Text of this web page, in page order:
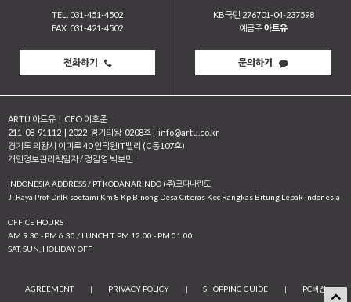
TEL. 031-451-4502
FAX. 031-421-4502
전화하기
KB국민 276701-04-237598
예금주아트유
문의하기
ARTU 아트유 | CEO 이호준
211-08-91112 | 2022-경기의왕-0208호 | info@artu.co.kr
경기도 의왕시 이미로 40 인덕원IT밸리 (C동107호)
개인정보관리책임자 / 정길영 박보민
INDONESIA ADDRESS / PT KODANARINDO (주)코다나린도
JI.Raya Prof Dr.IR soetami Km 8 Kp Binong Desa Citeras Kec Rangkas Bitung Lebak Indonesia
OFFICE HOURS
AM 9:30 - PM 6:30 / LUNCH T. PM 12:00 - PM 01:00
SAT, SUN, HOLIDAY OFF
AGREEMENT | PRIVACY POLICY | SHOPPING GUIDE | PC버전